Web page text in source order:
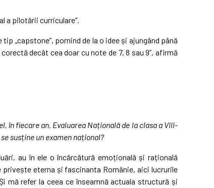
a pilotării curriculare”.
„capstone”, pornind de la o idee și ajungând până
decât cea doar cu note de 7, 8 sau 9”, afirmă
fiecare an, Evaluarea Națională de la clasa a VIII-
susține un examen național?
au în ele o încărcătură emoțională și rațională
eterna și fascinanta Românie, aici lucrurile
refer la ceea ce înseamnă actuala structură și